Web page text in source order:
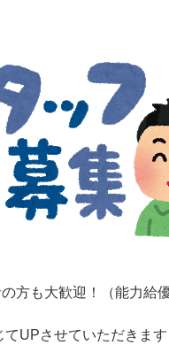
方も大歓迎！（能力給優
UPさせていただきます